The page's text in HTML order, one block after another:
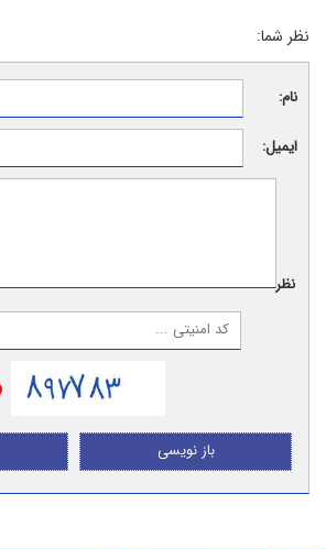
نظر شما:
نام:
ایمیل:
نظر:
باز نویسی